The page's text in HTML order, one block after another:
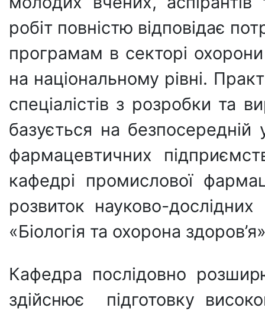
робіт повністю відповідає
програмам в секторі
на національному рівні.
спеціалістів з розробки та
базується на безпосередній
фармацевтичних
кафедрі промислової
розвиток науково-
«Біологія та охорона
Кафедра послідовно
здійснює підготовку